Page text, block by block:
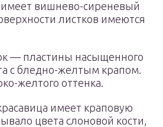
имеет вишнево-сиреневый
листков имеются
— пластины насыщенного
с бледно-желтым крапом.
желтого оттенка.
имеет краповую
цвета слоновой кости,